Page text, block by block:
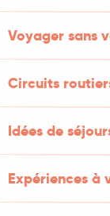
Voyager sans
Circuits
Idées de
Expériences à
!